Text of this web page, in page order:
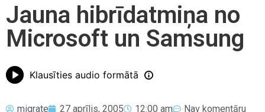
Jauna hibrīdatmiņa no
Microsoft un Samsung
Klausīties audio formātā
migrate 27 aprīlis, 2005 12:00 am Nav komentāru